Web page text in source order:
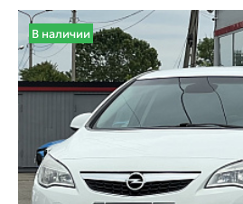
В наличии